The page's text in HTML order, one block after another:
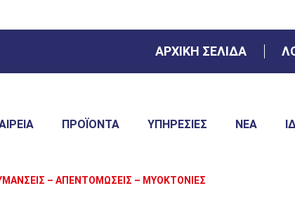
ΑΡΧΙΚΗ ΣΕΛΙΔΑ
ΠΡΟΪΌΝΤΑ ΥΠΗΡΕΣΊΕΣ ΝΈΑ
– ΑΠΕΝΤΟΜΩΣΕΙΣ – ΜΥΟΚΤΟΝΙΕΣ